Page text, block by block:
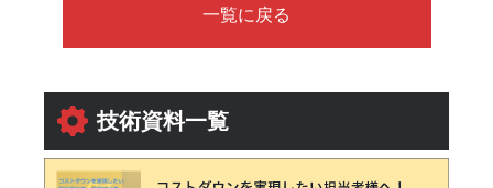
技術資料一覧
一覧に戻る